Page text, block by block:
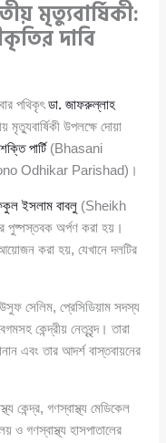
মৃত্যুবার্ষিকী:
দাবি
পথিকৃৎডা. জাফরুল্লাহ
উপলক্ষে দোয়া
পার্টি(Bhasani
Odhikar Parishad)।
ইসলাম বাবলু (Sheikh
অর্পণ করা হয়।
করা হয়, যেখানে দলটির
সেলিম, প্রেসিডিয়াম সদস্য
কেন্দ্রীয় নেতৃবৃন্দ। তারা
এবং তার আদর্শ বাস্তবায়নের
কেন্দ্র, গণস্বাস্থ্য মেডিকেল
ও গণস্বাস্থ্য হাসপাতালের